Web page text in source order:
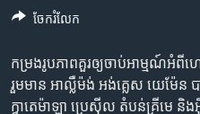
ទំព័រ​
តែ​
ម្តង
រំលង​
ហេឡូវីអូអេ
កម្ពុជាច្នៃប្រតិដ្ឋ
ព្រឹត្តិការណ៍ព័ត៌មាន
កម្រង​រូប​ភាព​គួរ​ឲ្យ​ចាប់​អាម្មណ៍​អំពី​ហ
រួម​មាន អាល្លឺម៉ង់ អង់គ្លេស យេម៉ែន
ក្វាតេម៉ាឡា ប្រេស៊ីល តំបន់​គ្រីមេ និង​
ចែករំលែក